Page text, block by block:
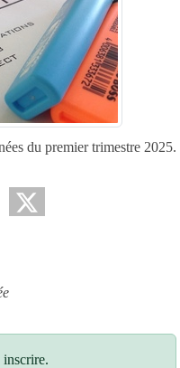
du premier trimestre 2025.